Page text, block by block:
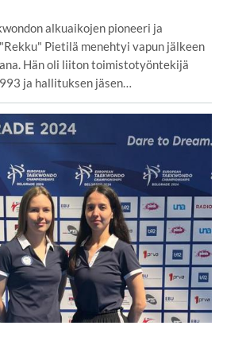
alkuaikojen pioneeri ja
Pietilä menehtyi vapun jälkeen
Hän oli liiton toimistotyöntekijä
ja hallituksen jäsen…